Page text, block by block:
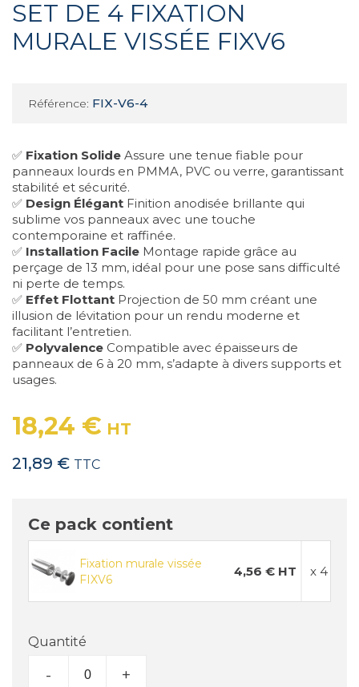
SET DE 4 FIXATION
MURALE VISSÉE FIXV6
Référence: FIX-V6-4
✅ Fixation Solide Assure une tenue fiable pour
panneaux lourds en PMMA, PVC ou verre, garantissant
stabilité et sécurité.
✅ Design Élégant Finition anodisée brillante qui
sublime vos panneaux avec une touche
contemporaine et raffinée.
✅ Installation Facile Montage rapide grâce au
perçage de 13 mm, idéal pour une pose sans difficulté
ni perte de temps.
✅ Effet Flottant Projection de 50 mm créant une
illusion de lévitation pour un rendu moderne et
facilitant l’entretien.
✅ Polyvalence Compatible avec épaisseurs de
panneaux de 6 à 20 mm, s’adapte à divers supports et
usages.
18,24 € HT
21,89 € TTC
Ce pack contient
Fixation murale vissée
FIXV6
4,56 € HT x 4
Quantité
- +